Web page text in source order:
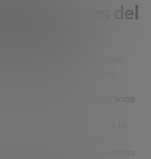
IA? Claves del
Kahn
cerró el webinar con
complejas y urgentes
artificial:
la inteligencia o concentrando
ahora, el desarrollo de la IA
pocas empresas de
también destacó ejemplos